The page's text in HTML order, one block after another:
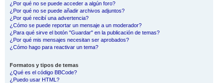
¿Por qué no se puede acceder a algún foro?
¿Por qué no se puede añadir archivos adjuntos?
¿Por qué recibí una advertencia?
¿Cómo se puede reportar un mensaje a un moderador?
¿Para qué sirve el botón "Guardar" en la publicación de temas?
¿Por qué mis mensajes necesitan ser aprobados?
¿Cómo hago para reactivar un tema?
Formatos y tipos de temas
¿Qué es el código BBCode?
¿Puedo usar HTML?